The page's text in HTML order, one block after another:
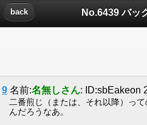
back
9 名前:名無しさん: ID:sbEakeon
二番煎じ（または、それ以降）っ
んだろうなあ。